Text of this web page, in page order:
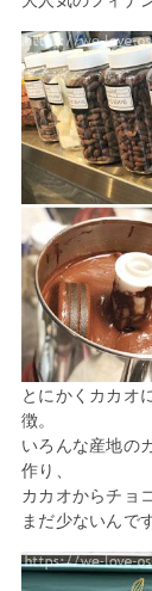
とにかくカカオ
徴。
いろんな産地の
作り、
カカオからチョ
まだ少ないんで